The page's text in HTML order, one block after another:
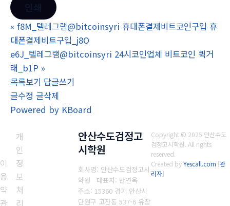
« f8M_텔레그램@bitcoinsyri 휴대폰결제비트코인구입 휴
대폰결제비트구입_j8O
e6J_텔레그램@bitcoinsyri 24시코인업체 비트코인 퀵거
래_b1P »
목록보기 답글쓰기
글수정 글삭제
Powered by KBoard
이
용
약
관
개
인
정
보
처
리
안산수도검정고
시학원
회사명: 안산수도검정고시
학원 대표자: 반연옥
주소: 15360 경기 안산시
단원구 고잔동 537-6 유창
Copyright © 2025 안산수도
검정고시학원. All rights
reserved.
Created byYescall.com [관
리자]